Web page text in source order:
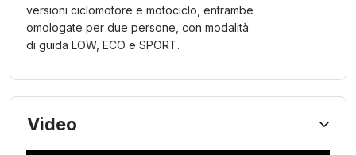
versioni ciclomotore e motociclo, entrambe
omologate per due persone, con modalità
di guida LOW, ECO e SPORT.
Video